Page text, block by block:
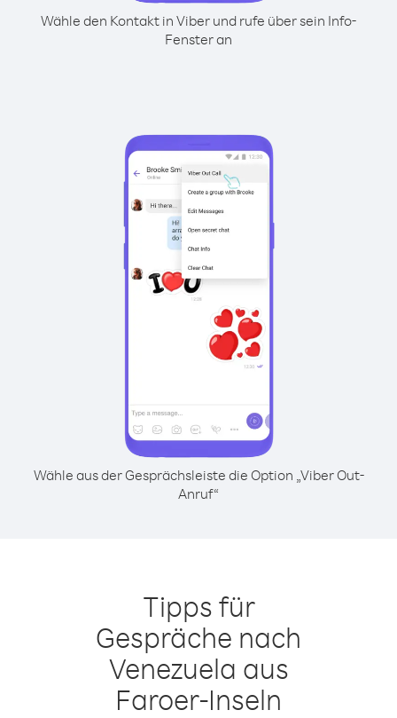
Wähle den Kontakt in Viber und rufe über sein Info-
Fenster an
Wähle aus der Gesprächsleiste die Option „Viber Out-
Anruf“
Tipps für
Gespräche nach
Venezuela aus
Faroer-Inseln